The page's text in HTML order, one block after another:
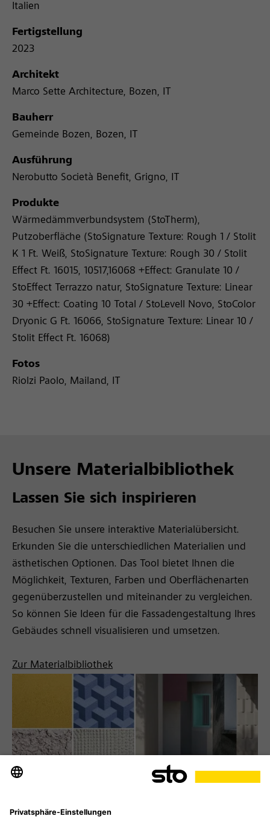
Italien
Fertigstellung
2023
Architekt
Marco Sette Architecture, Bozen, IT
Bauherr
Gemeinde Bozen, Bozen, IT
Ausführung
Nerobutto Società Benefit, Grigno, IT
Produkte
Wärmedämmverbundsystem (StoTherm),
Putzoberfläche (StoSignature Texture: Rough 1 / Stolit
K 1 Ft. Weiß, StoSignature Texture: Rough 30 / Stolit
Effect Ft. 16015, 10517,16068 +Effect: Granulate 10 /
StoEffect Terrazzo natur, StoSignature Texture: Linear
30 +Effect: Coating 10 Total / StoLevell Novo, StoColor
Dryonic G Ft. 16066, StoSignature Texture: Linear 10 /
Stolit Effect Ft. 16068)
Fotos
Riolzi Paolo, Mailand, IT
Unsere Materialbibliothek
Lassen Sie sich inspirieren
Besuchen Sie unsere interaktive Materialübersicht.
Erkunden Sie die unterschiedlichen Materialien und
ästhetischen Optionen. Das Tool bietet Ihnen die
Möglichkeit, Texturen, Farben und Oberflächenarten
gegenüberzustellen und miteinander zu vergleichen.
So können Sie Ideen für die Fassadengestaltung Ihres
Gebäudes schnell visualisieren und umsetzen.
Zur Materialbibliothek